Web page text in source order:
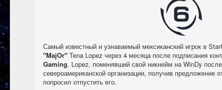
Самый известный и узнаваемый мексиканский игрок в
"MajOr" Tena Lopez через 4 месяца после подписания
Gaming. Lopez, поменявший свой никнейм на WinDy
североамериканской организации, получив предложение
попросил отпустить его.